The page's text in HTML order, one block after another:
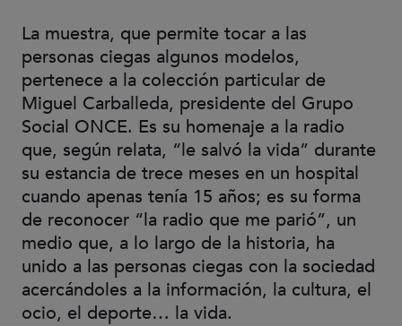
La muestra, que permite tocar a las
personas ciegas algunos modelos,
pertenece a la colección particular de
Miguel Carballeda, presidente del Grupo
Social ONCE. Es su homenaje a la radio
que, según relata, “le salvó la vida” durante
su estancia de trece meses en un hospital
cuando apenas tenía 15 años; es su forma
de reconocer “la radio que me parió”, un
medio que, a lo largo de la historia, ha
unido a las personas ciegas con la sociedad
acercándoles a la información, la cultura, el
ocio, el deporte… la vida.